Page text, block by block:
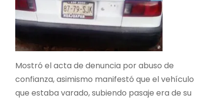
Mostró el acta de denuncia por abuso de
confianza, asimismo manifestó que el vehículo
que estaba varado, subiendo pasaje era de su